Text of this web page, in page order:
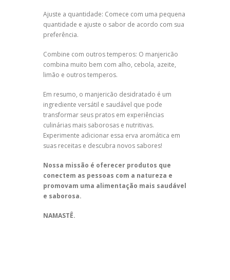
Ajuste a quantidade: Comece com uma pequena
quantidade e ajuste o sabor de acordo com sua
preferência.
Combine com outros temperos: O manjericão
combina muito bem com alho, cebola, azeite,
limão e outros temperos.
Em resumo, o manjericão desidratado é um
ingrediente versátil e saudável que pode
transformar seus pratos em experiências
culinárias mais saborosas e nutritivas.
Experimente adicionar essa erva aromática em
suas receitas e descubra novos sabores!
Nossa missão é oferecer produtos que
conectem as pessoas com a natureza e
promovam uma alimentação mais saudável
e saborosa.
NAMASTÊ.